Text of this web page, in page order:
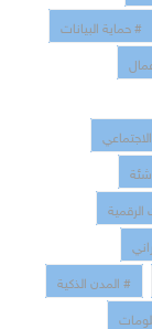
# حماية البيانات
# المدن الذكية